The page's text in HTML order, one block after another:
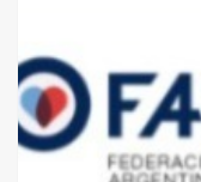
4
joven